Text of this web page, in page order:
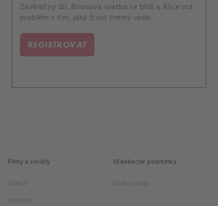
Závěrečný díl. Brianova svatba se blíží a Alice má
problém s tím, jaký život Jimmy vede.
REGISTROVAT
Filmy a seriály
Drama
Komedie
Všeobecné podmínky
Osobní údaje